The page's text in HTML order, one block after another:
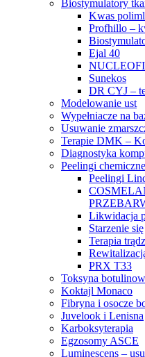
Biostymulatory
Kwas
Profhillo –
Ejal 40
Sunekos
DR CYJ –
Modelowanie ust
Wypełniacze na
Usuwanie
Terapie DMK –
Diagnostyka
Peelingi chemiczne
Peelingi
Likwidacja
Starzenie się
Terapia
PRX T33
Toksyna
Koktajl Monaco
Fibryna i osocze
Juvelook i Lenisna
Karboksyterapia
Egzosomy ASCE
Luminescens –